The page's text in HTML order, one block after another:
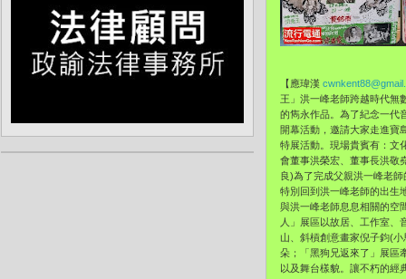
【應瑋漢
王」洪一峰老師跨越時代無
的雋永作品。為了紀念一代
開幕活動，邀請大家走進寶
特展活動。現場貴賓有：文
會董事洪榮宏、董事長洪敬
良)為了完成父親洪一峰老
特別回到洪一峰老師的出生
與洪一峰老師息息相關的空
人」展區以故居、工作室
山、斜槓創意畫家倪子鈞(
朵；「黑狗兄返來了」展區
以及舞台樣貌。讓不朽的經